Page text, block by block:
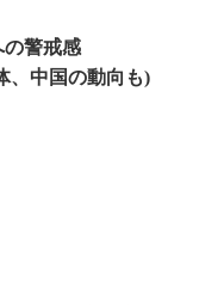
の警戒感
、中国の動向も)